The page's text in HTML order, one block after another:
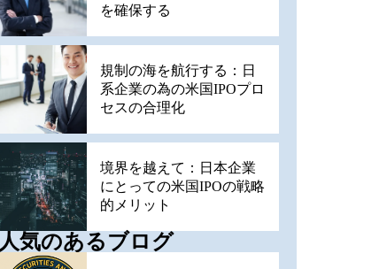
を確保する
規制の海を航行する：日
系企業の為の米国IPOプロ
セスの合理化
境界を越えて：日本企業
にとっての米国IPOの戦略
的メリット
人気のあるブログ